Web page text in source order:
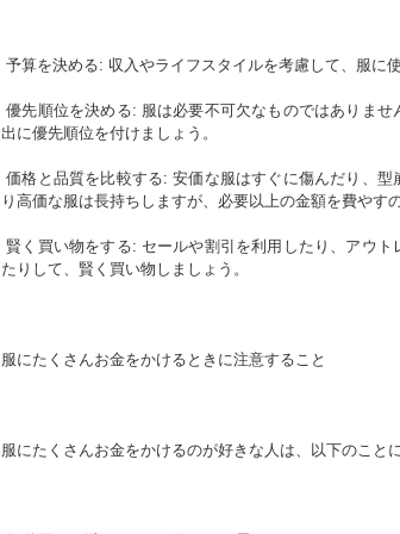
予算を決める: 収入やライフスタイルを考慮して、服に
優先順位を決める: 服は必要不可欠なものではありません。食費や家賃など、より重要な支
出に優先順位を付けましょう。
価格と品質を比較する: 安価な服はすぐに傷んだり、型崩れしたりすることがあります。よ
り高価な服は長持ちしますが、必要以上の金額を費やす
賢く買い物をする: セールや割引を利用したり、アウトレットやオンラインショップで探し
たりして、賢く買い物しましょう。
服にたくさんお金をかけるときに注意すること
服にたくさんお金をかけるのが好きな人は、以下のこと